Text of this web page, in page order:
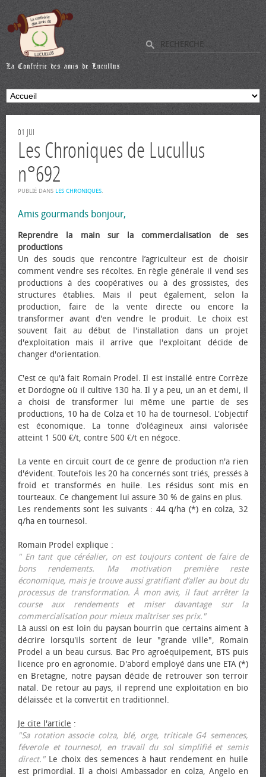
01 JUI
Les Chroniques de Lucullus
n°692
PUBLIÉ DANS LES CHRONIQUES.
Amis gourmands bonjour,
Reprendre la main sur la commercialisation de ses
productions
Un des soucis que rencontre l’agriculteur est de choisir
comment vendre ses récoltes. En règle générale il vend ses
productions à des coopératives ou à des grossistes, des
structures établies. Mais il peut également, selon la
production, faire de la vente directe ou encore la
transformer avant d'en vendre le produit. Le choix est
souvent fait au début de l'installation dans un projet
d'exploitation mais il arrive que l'exploitant décide de
changer d'orientation.
C'est ce qu'à fait Romain Prodel. Il est installé entre Corrèze
et Dordogne où il cultive 130 ha. Il y a peu, un an et demi, il
a choisi de transformer lui même une partie de ses
productions, 10 ha de Colza et 10 ha de tournesol. L'objectif
est économique. La tonne d’oléagineux ainsi valorisée
atteint 1 500 €/t, contre 500 €/t en négoce.
La vente en circuit court de ce genre de production n'a rien
d'évident. Toutefois les 20 ha concernés sont triés, pressés à
froid et transformés en huile. Les résidus sont mis en
tourteaux. Ce changement lui assure 30 % de gains en plus.
Les rendements sont les suivants : 44 q/ha (*) en colza, 32
q/ha en tournesol.
Romain Prodel explique :
" En tant que céréalier, on est toujours content de faire de
bons rendements. Ma motivation première reste
économique, mais je trouve aussi gratifiant d’aller au bout du
processus de transformation. À mon avis, il faut arrêter la
course aux rendements et miser davantage sur la
commercialisation pour mieux maîtriser ses prix."
Là aussi on est loin du paysan bourrin que certains aiment à
décrire lorsqu'ils sortent de leur "grande ville", Romain
Prodel a un beau cursus. Bac Pro agroéquipement, BTS puis
licence pro en agronomie. D'abord employé dans une ETA (*)
en Bretagne, notre paysan décide de retrouver son terroir
natal. De retour au pays, il reprend une exploitation en bio
délaissée et la convertit en traditionnel.
Je cite l'article :
"Sa rotation associe colza, blé, orge, triticale G4 semences,
féverole et tournesol, en travail du sol simplifié et semis
direct."Le choix des semences à haut rendement en huile
est primordial. Il a choisi Ambassador en colza, Angelo en